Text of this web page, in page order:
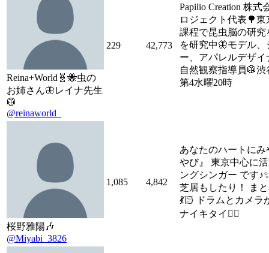
Reina+World🧬🐝虫の
お姉さん🦋レイナ先生
🥼
@reinaworld_
229 42,773
Papilio Creation 株
ロジェクト代表🌳
課程で昆虫脳の研
を研究中🦋モデル
ー、アパレルデザイ
自然観察指導員🥼
第4水曜20時
桜野雅陽🎶
@Miyabi_3826
1,085 4,842
あなたのハートにみ
やび』 東京中心に
ングシンガー です
芝居もしたり！ ま
💃🏻 ドラムとカメ
ナイキタイ🧖‍♀️